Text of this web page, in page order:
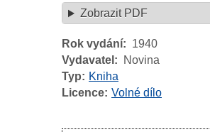
Zobrazit PDF
Rok vydání
1940
Vydavatel
Novina
Typ
Kniha
Licence Volné dílo